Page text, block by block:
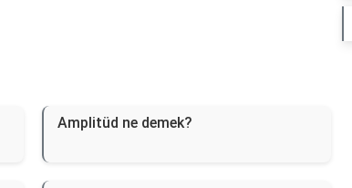
Amplitüd ne demek?